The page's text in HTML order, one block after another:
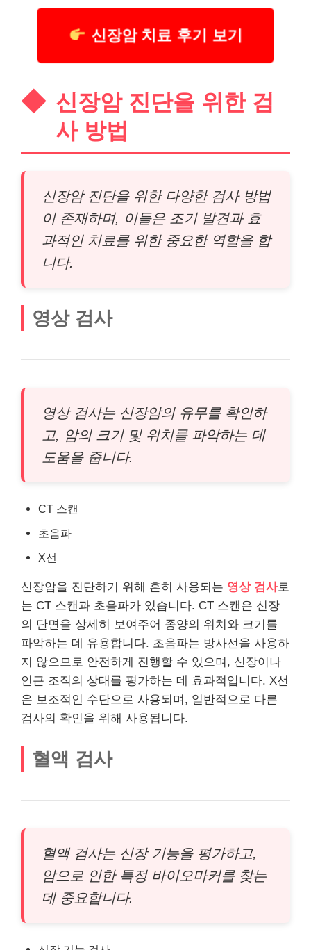
신장암 치료 후기 보기
신장암 진단을 위한 검
사 방법
신장암 진단을 위한 다양한 검사 방법
이 존재하며, 이들은 조기 발견과 효
과적인 치료를 위한 중요한 역할을 합
니다.
영상 검사
영상 검사는 신장암의 유무를 확인하
고, 암의 크기 및 위치를 파악하는 데
도움을 줍니다.
CT 스캔
초음파
X선
신장암을 진단하기 위해 흔히 사용되는 영상 검사로
는 CT 스캔과 초음파가 있습니다. CT 스캔은 신장
의 단면을 상세히 보여주어 종양의 위치와 크기를
파악하는 데 유용합니다. 초음파는 방사선을 사용하
지 않으므로 안전하게 진행할 수 있으며, 신장이나
인근 조직의 상태를 평가하는 데 효과적입니다. X선
은 보조적인 수단으로 사용되며, 일반적으로 다른
검사의 확인을 위해 사용됩니다.
혈액 검사
혈액 검사는 신장 기능을 평가하고,
암으로 인한 특정 바이오마커를 찾는
데 중요합니다.